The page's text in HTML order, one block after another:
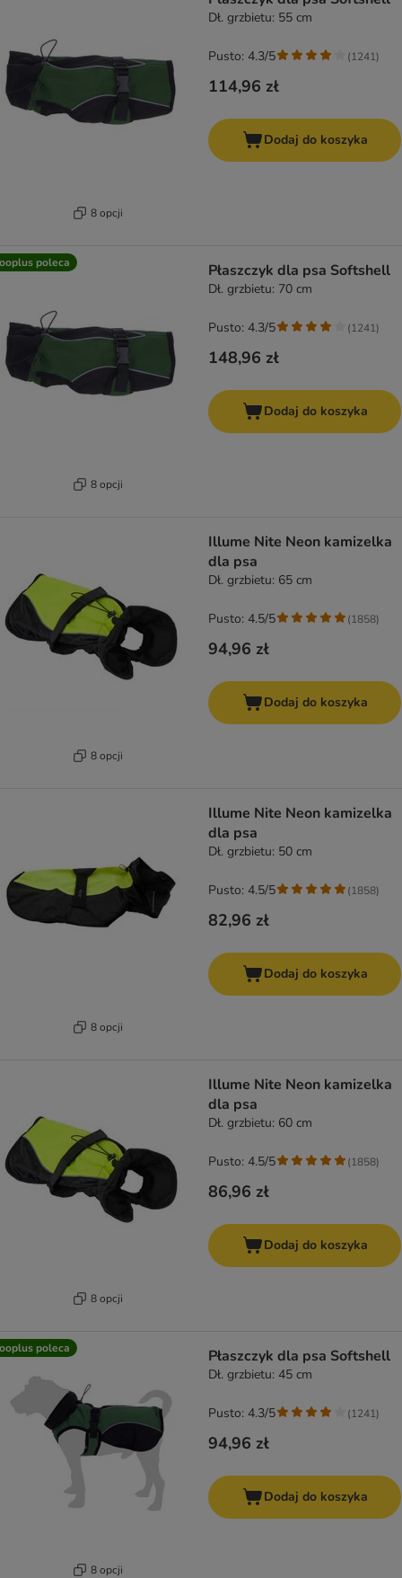
8 opcji
Dł. grzbietu: 55 cm
114,96 zł
Pusto: 4.3/5 (1241)
Dodaj do koszyka
poleca
8 opcji
Płaszczyk dla psa Softshell
Dł. grzbietu: 70 cm
148,96 zł
Pusto: 4.3/5 (1241)
Dodaj do koszyka
8 opcji
Illume Nite Neon kamizelka
dla psa
Dł. grzbietu: 65 cm
94,96 zł
Pusto: 4.5/5 (1858)
Dodaj do koszyka
8 opcji
Illume Nite Neon kamizelka
dla psa
Dł. grzbietu: 50 cm
82,96 zł
Pusto: 4.5/5 (1858)
Dodaj do koszyka
8 opcji
Illume Nite Neon kamizelka
dla psa
Dł. grzbietu: 60 cm
86,96 zł
Pusto: 4.5/5 (1858)
Dodaj do koszyka
poleca
8 opcji
Płaszczyk dla psa Softshell
Dł. grzbietu: 45 cm
94,96 zł
Pusto: 4.3/5 (1241)
Dodaj do koszyka